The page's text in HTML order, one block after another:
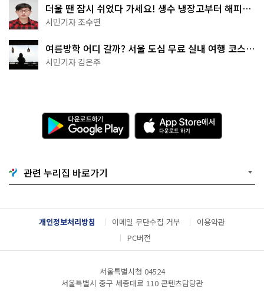
더울 땐 잠시 쉬었다 가세요! 생수 냉장고부터 해피소
·무더위쉼터까지
시민기자 조수연
여름방학 어디 갈까? 서울 도심 무료 실내 여행 코스
추천
시민기자 김은주
다
운
로
기
G
o
g
l
e
A
p
p
e
서
다
운
관련 누리집 바로가기
개인정보처리방침 이메일 무단수집 거부
이용약관
PC버전
서울특별시청 04524
서울특별시 중구 세종대로 110 콘텐츠담당관